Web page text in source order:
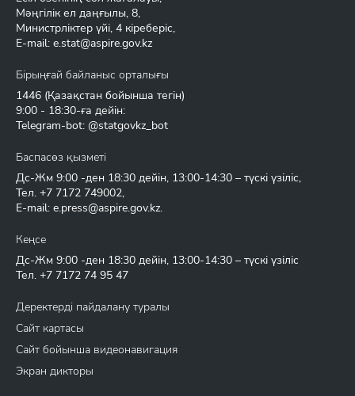
Мәңгілік ел даңғылы, 8,
Министрліктер үйі, 4 кіреберіс,
E-mail: e.stat@aspire.gov.kz
Бірыңғай байланыс орталығы
1446 (Қазақстан бойынша тегін)
9:00 - 18:30-ға дейін:
Telegram-bot: @statgovkz_bot
Баспасөз қызметі
Дс-Жм 9:00 -ден 18:30 дейін, 13:00-14:30 – түскі үзіліс,
Тел. +7 7172 749002,
E-mail: e.press@aspire.gov.kz.
Кеңсе
Дс-Жм 9:00 -ден 18:30 дейін, 13:00-14:30 – түскі үзіліс
Тел. +7 7172 74 95 47
Деректерді пайдалану туралы
Сайт картасы
Сайт бойынша видеонавигация
Экран дикторы